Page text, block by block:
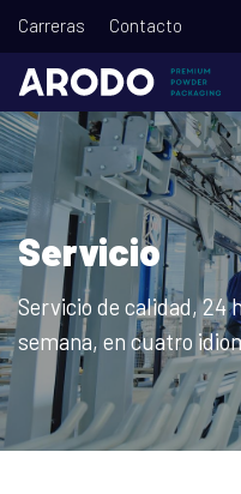
Pasar
al
contenido
principal
T
o
p
m
e
n
u
Carreras Contacto
Servicio
Servicio de calidad, 24
semana, en cuatro